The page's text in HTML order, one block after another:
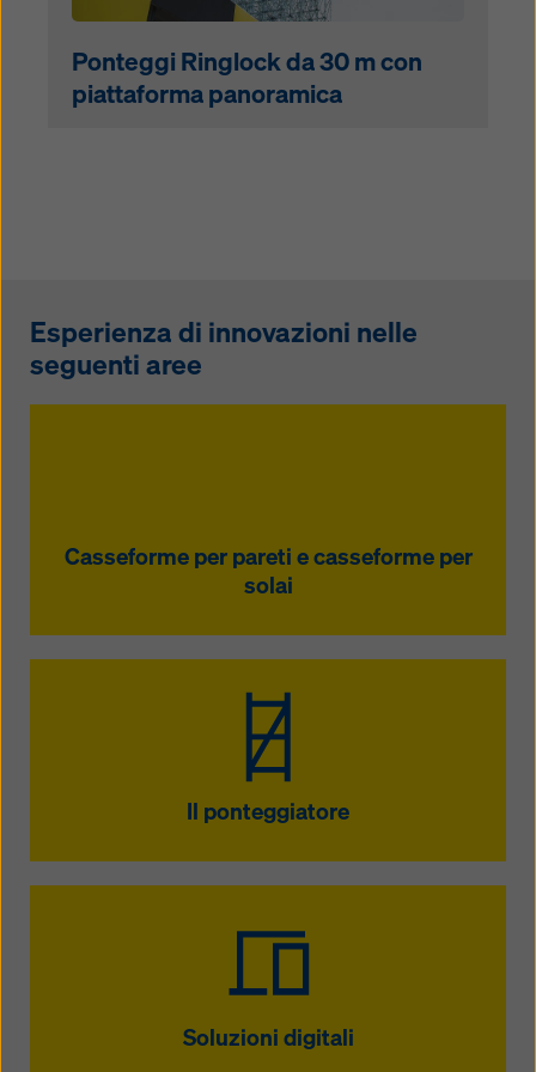
Ponteggi Ringlock da 30 m con
piattaforma panoramica
Esperienza di innovazioni nelle
seguenti aree
Casseforme per pareti e casseforme per
solai
Il ponteggiatore
Soluzioni digitali